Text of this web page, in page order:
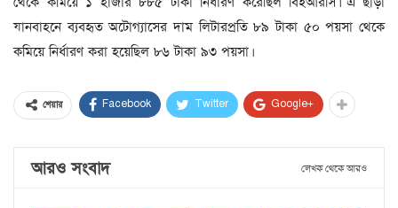
যানবাহনে ব্যবহৃত অটোগ্যাসের দাম লিটারপ্রতি ৮৯ টাকা ৫০ পয়সা থেকে
কমিয়ে নির্ধারণ করা হয়েছিল ৮৬ টাকা ৯৩ পয়সা।
শেয়ার Facebook Twitter Google+
আরও সংবাদ লেখক থেকে আরও